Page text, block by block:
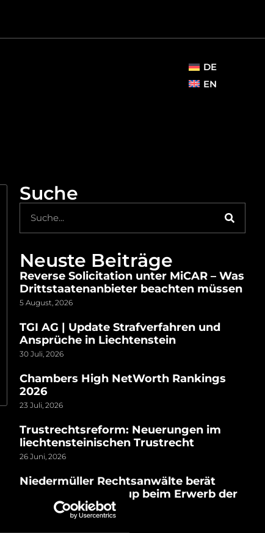
DE
EN
Suche
Neuste Beiträge
Reverse Solicitation unter MiCAR – Was
Drittstaatenanbieter beachten müssen
5 August, 2026
TGI AG | Update Strafverfahren und
Ansprüche in Liechtenstein
30 Juli, 2026
Chambers High NetWorth Rankings
2026
23 Juli, 2026
Trustrechtsreform: Neuerungen im
liechtensteinischen Trustrecht
26 Juni, 2026
Niedermüller Rechtsanwälte berät
Nordic Capital Group beim Erwerb der
1741 Group